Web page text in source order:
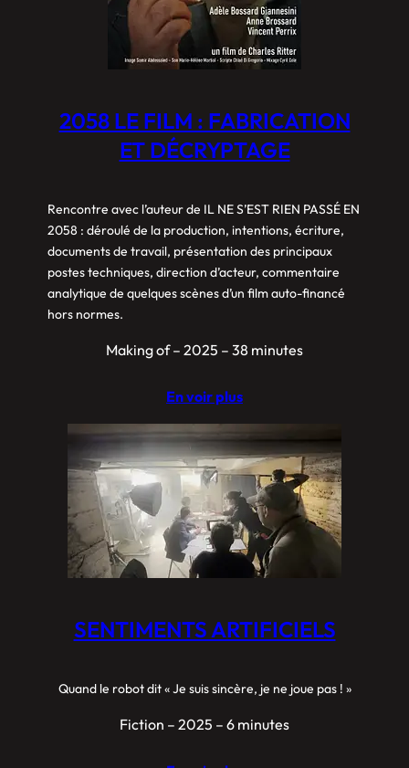
2058 LE FILM : FABRICATION
ET DÉCRYPTAGE
Rencontre avec l’auteur de IL NE S’EST RIEN PASSÉ EN
2058 : déroulé de la production, intentions, écriture,
documents de travail, présentation des principaux
postes techniques, direction d’acteur, commentaire
analytique de quelques scènes d’un film auto-financé
hors normes.
Making of – 2025 – 38 minutes
En voir plus
SENTIMENTS ARTIFICIELS
Quand le robot dit « Je suis sincère, je ne joue pas ! »
Fiction – 2025 – 6 minutes